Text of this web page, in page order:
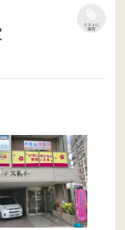
リストに
保存